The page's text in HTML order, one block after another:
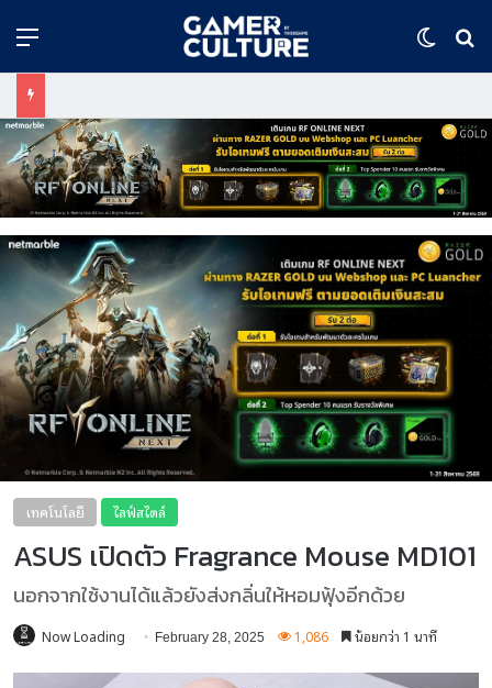
Menu
เทคโนโลยี ไลฟ์สไตล์
ASUS เปิดตัว Fragrance Mouse MD101
นอกจากใช้งานได้แล้วยังส่งกลิ่นให้หอมฟุ้งอีกด้วย
Now Loading February 28, 2025 1,086 น้อยกว่า 1 นาที